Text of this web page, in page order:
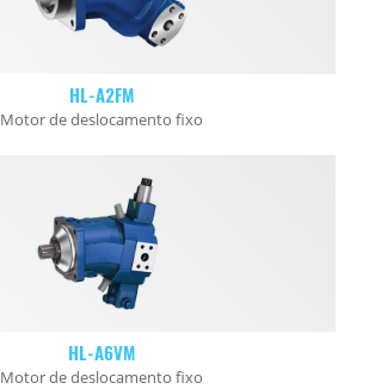
HL-A2FM
Motor de deslocamento fixo
HL-A6VM
Motor de deslocamento fixo